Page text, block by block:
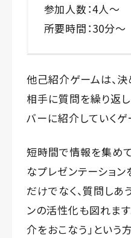
参加人数：4人～
所要時間：30分～
他己紹介ゲームは、
相手に質問を繰り返
バーに紹介していくゲ
短時間で情報を集め
なプレゼンテーショ
だけでなく、質問しあ
ンの活性化も図れます
介をおこなう」という